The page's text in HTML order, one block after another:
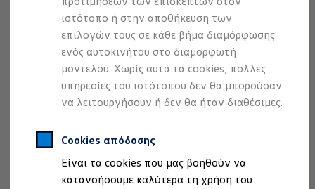
ιστότοπο ή στην αποθήκευση των
επιλογών τους σε κάθε βήμα διαμόρφωσης
ενός αυτοκινήτου στο διαμορφωτή
μοντέλου. Χωρίς αυτά τα cookies, πολλές
υπηρεσίες του ιστότοπου δεν θα μπορούσαν
να λειτουργήσουν ή δεν θα ήταν διαθέσιμες.
Cookies απόδοσης
Είναι τα cookies που μας βοηθούν να
κατανοήσουμε καλύτερα τη χρήση του
Πού μπορώ να φορτίσω;
Πόσο μακριά μπορώ να φτάσω;
Πώς μπορώ να πληρώσω;
Πώς μπορώ να φορτίσω;
Η αντλία θερμότητας στα ID.
Η λειτουργία ανάκτησης ενέργειας κατά την
Το σύστημα πέδησης στα ID.
Διαθέσιμα νέα και μεταχειρισμένα αυτοκίνητα
Διαθέσιμα νέα αυτοκίνητα
Χρηματοδότηση και Leasing
Volkswagen Easy Living
Χρηματοδότηση Auto Credit
Χρηματοδότηση Classic Credit